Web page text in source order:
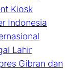
Kiosk
Indonesia
Lahir
Gibran dan